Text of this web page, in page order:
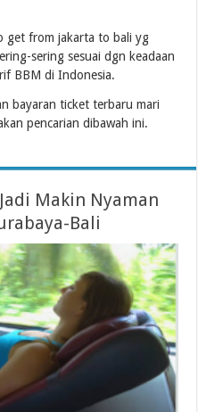
get from jakarta to bali yg
sering sesuai dgn keadaan
BBM di Indonesia.
bayaran ticket terbaru mari
pencarian dibawah ini.
Makin Nyaman
Bali